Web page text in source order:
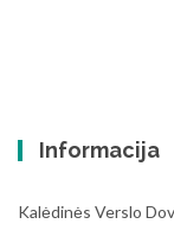
Informacija
Kalėdinės Verslo